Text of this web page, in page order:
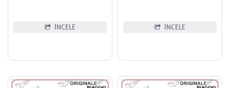
İNCELE İNCELE